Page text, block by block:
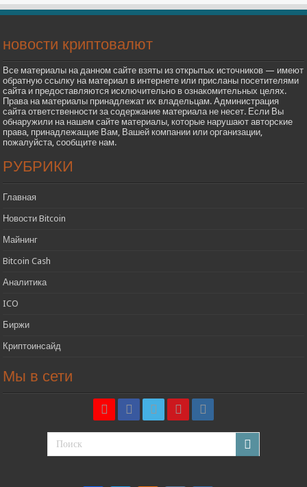
новости криптовалют
Все материалы на данном сайте взяты из открытых источников — имеют
обратную ссылку на материал в интернете или присланы посетителями
сайта и предоставляются исключительно в ознакомительных целях.
Права на материалы принадлежат их владельцам. Администрация
сайта ответственности за содержание материала не несет. Если Вы
обнаружили на нашем сайте материалы, которые нарушают авторские
права, принадлежащие Вам, Вашей компании или организации,
пожалуйста, сообщите нам.
РУБРИКИ
Главная
Новости Bitcoin
Майнинг
Bitcoin Cash
Аналитика
ICO
Биржи
Криптоинсайд
Мы в сети